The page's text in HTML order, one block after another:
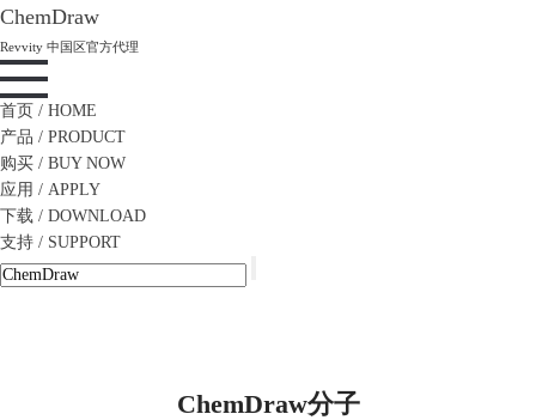
ChemDraw
Revvity 中国区官方代理
首页 / HOME
产品 / PRODUCT
购买 / BUY NOW
应用 / APPLY
下载 / DOWNLOAD
支持 / SUPPORT
ChemDraw分子